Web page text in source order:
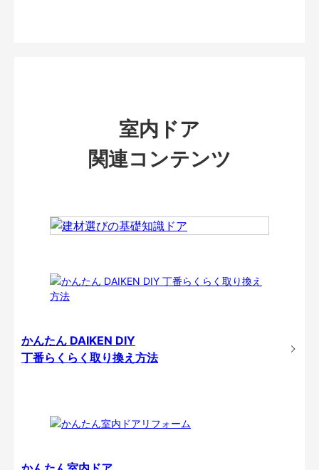
室内ドア
関連コンテンツ
かんたん DAIKEN DIY
丁番らくらく取り換え方法